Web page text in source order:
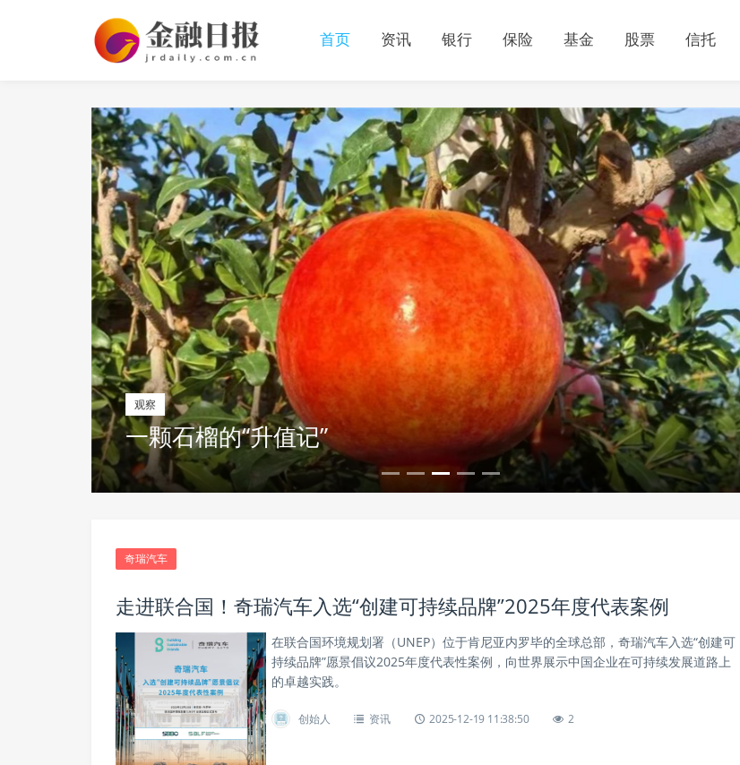
首页 资讯 银行 保险 基金 股票 信托
资讯
BOE(京东方)全新一代发光器件赋能iQOO 13 全面引领柔性
显示行业性能新高度
奇瑞汽车
走进联合国！奇瑞汽车入选“创建可持续品牌”2025年度代表案例
在联合国环境规划署（UNEP）位于肯尼亚内罗毕的全球总部，奇瑞汽车入选“创建可
持续品牌”愿景倡议2025年度代表性案例，向世界展示中国企业在可持续发展道路上
的卓越实践。
创始人 资讯 2025-12-19 11:38:50 2